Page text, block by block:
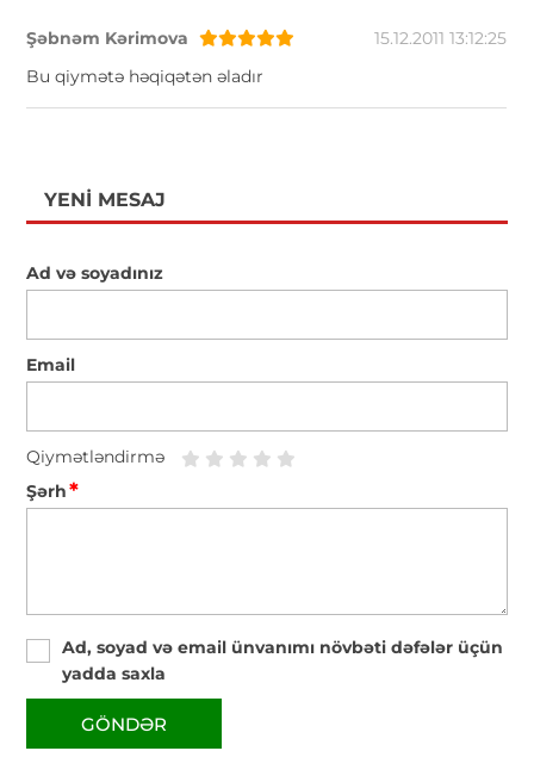
Şəbnəm Kərimova
15.12.2011 13:12:25
Bu qiymətə həqiqətən əladır
YENI MESAJ
Ad və soyadınız
Email
Qiymətləndirmə
Şərh*
Ad, soyad və email ünvanımı növbəti dəfələr üçün
yadda saxla
GÖNDƏR